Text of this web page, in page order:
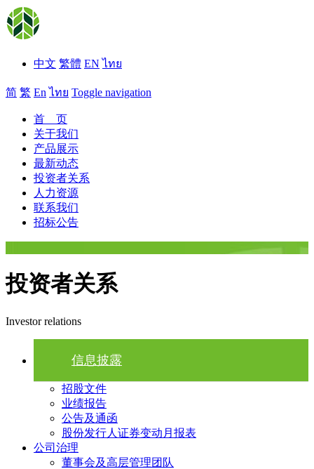
中文 繁體 EN ไทย
简 繁 En ไทย Toggle navigation
首 页
关于我们
产品展示
最新动态
投资者关系
人力资源
联系我们
招标公告
投资者关系
Investor relations
信息披露
招股文件
业绩报告
公告及通函
股份发行人证券变动月报表
公司治理
董事会及高层管理团队